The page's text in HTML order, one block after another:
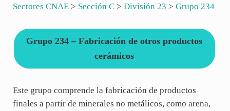
Sectores CNAE> Sección C> División 23 > Grupo 234
Grupo 234 – Fabricación de otros productos
cerámicos
Este grupo comprende la fabricación de productos
finales a partir de minerales no metálicos, como arena,